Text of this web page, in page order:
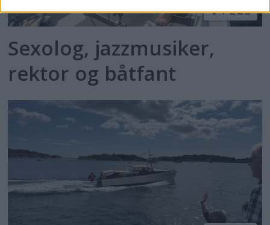
PLUS
Sexolog, jazzmusiker,
rektor og båtfant